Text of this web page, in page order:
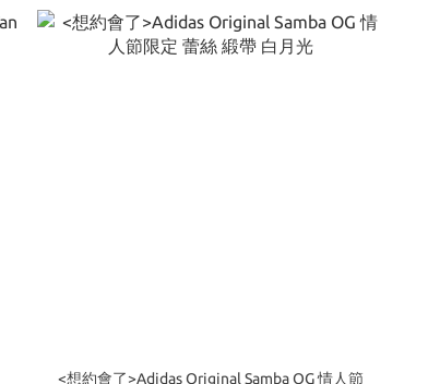
<想約會了>Adidas Original Samba OG 情人節